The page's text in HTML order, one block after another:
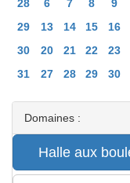
28
6 7 8 9
29
13 14 15 16
30
20 21 22 23
31
27 28 29 30
Domaines :